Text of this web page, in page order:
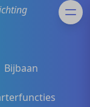
Bijbaan